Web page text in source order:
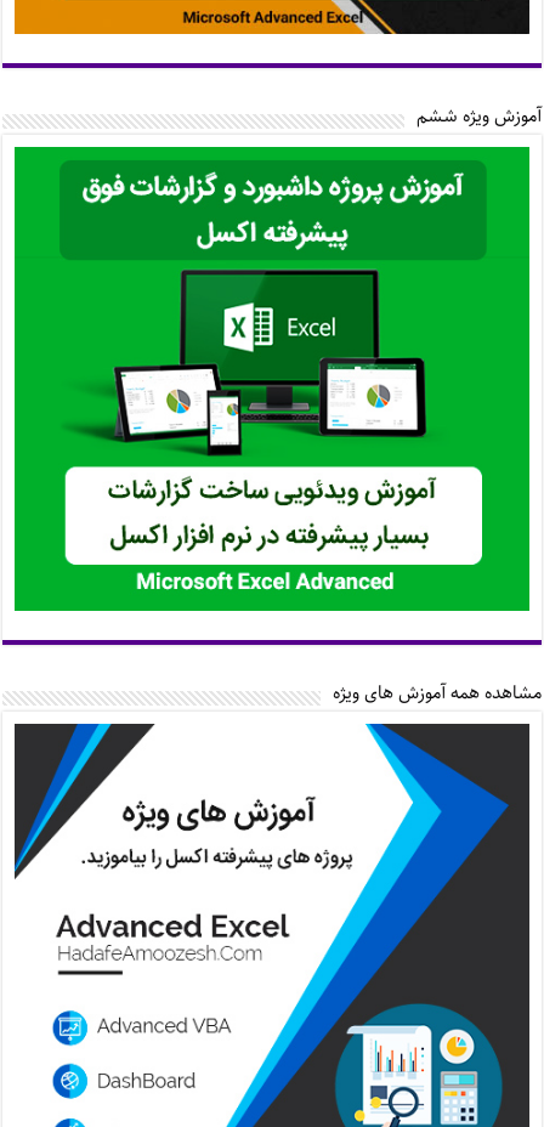
آموزش ویژه ششم
مشاهده همه آموزش های ویژه